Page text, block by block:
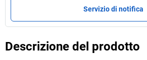
Servizio di notifica
Descrizione del prodotto